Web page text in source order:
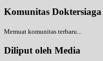
Komunitas Doktersiaga
Memuat komunitas terbaru...
Diliput oleh Media